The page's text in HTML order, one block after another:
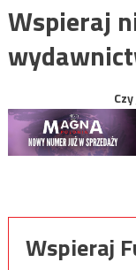
Wspieraj
Wspieraj